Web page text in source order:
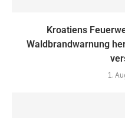
Kroatiens
Waldbrandwarnung
1.